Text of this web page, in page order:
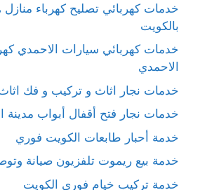
خدمات كهربائي تصليح كهرباء منازل
بالكويت
خدمات كهربائي سيارات الاحمدي
الاحمدي
خدمات نجار اثاث و تركيب و فك
خدمات نجار فتح أقفال أبواب مدينة
خدمة أحبار طابعات الكويت فوري
خدمة بيع ريموت تلفزيون صيانة
خدمة تركيب خيام فوري الكويت